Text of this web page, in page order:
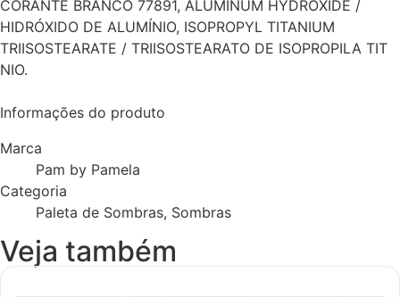
CORANTE BRANCO 77891, ALUMINUM HYDROXIDE /
HIDRÓXIDO DE ALUMÍNIO, ISOPROPYL TITANIUM
TRIISOSTEARATE / TRIISOSTEARATO DE ISOPROPILA TIT
NIO.
Informações do produto
Marca
Pam by Pamela
Categoria
Paleta de Sombras, Sombras
Veja também